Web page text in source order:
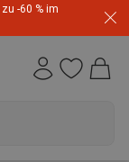
-60 % im